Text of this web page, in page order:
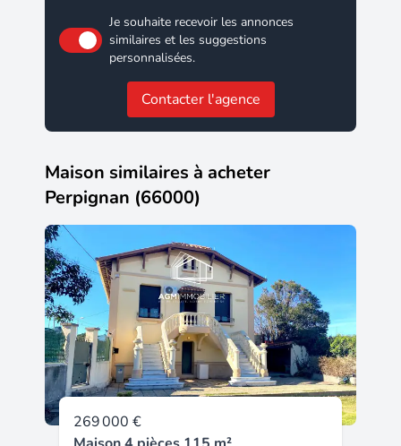
Je souhaite recevoir les annonces
similaires et les suggestions
personnalisées.
Contacter l'agence
Maison similaires à acheter
Perpignan (66000)
269 000 €